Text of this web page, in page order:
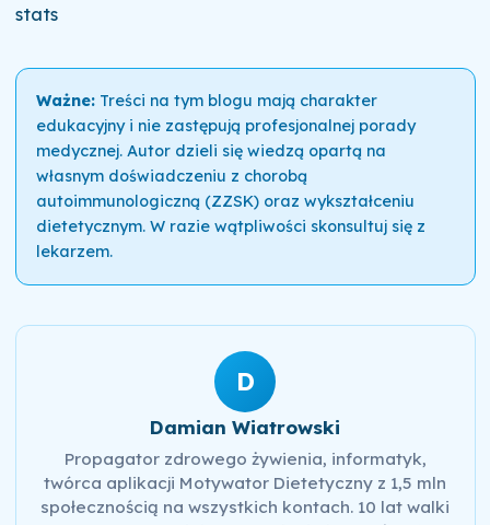
stats
Ważne:Treści na tym blogu mają charakter
edukacyjny i nie zastępują profesjonalnej porady
medycznej. Autor dzieli się wiedzą opartą na
własnym doświadczeniu z chorobą
autoimmunologiczną (ZZSK) oraz wykształceniu
dietetycznym. W razie wątpliwości skonsultuj się z
lekarzem.
D
Damian Wiatrowski
Propagator zdrowego żywienia, informatyk,
twórca aplikacji Motywator Dietetyczny z 1,5 mln
społecznością na wszystkich kontach. 10 lat walki